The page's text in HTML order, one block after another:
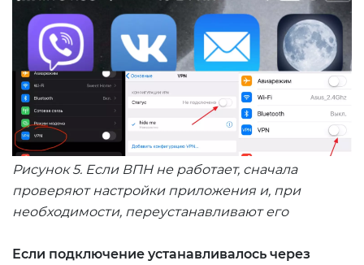
Рисунок 5. Если ВПН не работает, сначала
проверяют настройки приложения и, при
необходимости, переустанавливают его
Если подключение устанавливалось через